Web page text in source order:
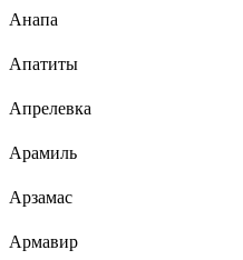
Анапа
Апатиты
Апрелевка
Арамиль
Арзамас
Армавир